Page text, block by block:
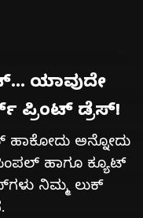
ಯಾವುದೇ
ಪ್ರಿಂಟ್ ಡ್ರೆಸ್!
ಅನ್ನೋದು
ಹಾಗೂ ಕ್ಯೂಟ್
ನಿಮ್ಮ ಲುಕ್